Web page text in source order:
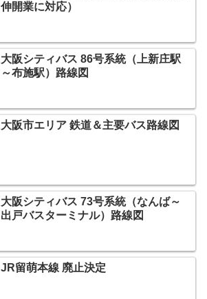
伸開業に対応）
大阪シティバス 86号系統（上新庄駅
～布施駅）路線図
大阪市エリア 鉄道＆主要バス路線図
大阪シティバス 73号系統（なんば～
出戸バスターミナル）路線図
JR留萌本線 廃止決定